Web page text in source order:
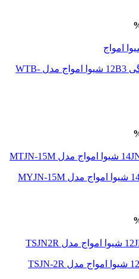
ساعت فرمان روزانه-هفتگی 12B3 شیوا امواج مدل WTB-